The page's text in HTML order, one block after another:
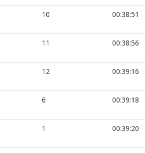
10 00:38:51
11 00:38:56
12 00:39:16
6 00:39:18
1 00:39:20